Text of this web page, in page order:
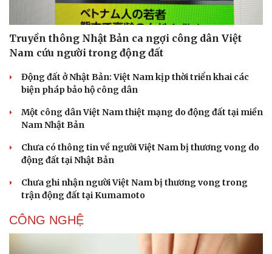
Truyền thông Nhật Bản ca ngợi công dân Việt
Nam cứu người trong động đất
Động đất ở Nhật Bản: Việt Nam kịp thời triển khai các
biện pháp bảo hộ công dân
Một công dân Việt Nam thiệt mạng do động đất tại miền
Nam Nhật Bản
Chưa có thông tin về người Việt Nam bị thương vong do
động đất tại Nhật Bản
Chưa ghi nhận người Việt Nam bị thương vong trong
trận động đất tại Kumamoto
CÔNG NGHỆ